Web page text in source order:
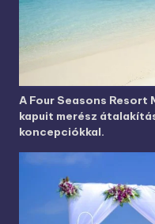
A Four Seasons
kapuit merész
koncepciókkal.